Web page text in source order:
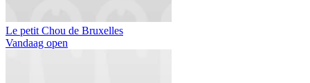
Le petit Chou de Bruxelles
Vandaag open